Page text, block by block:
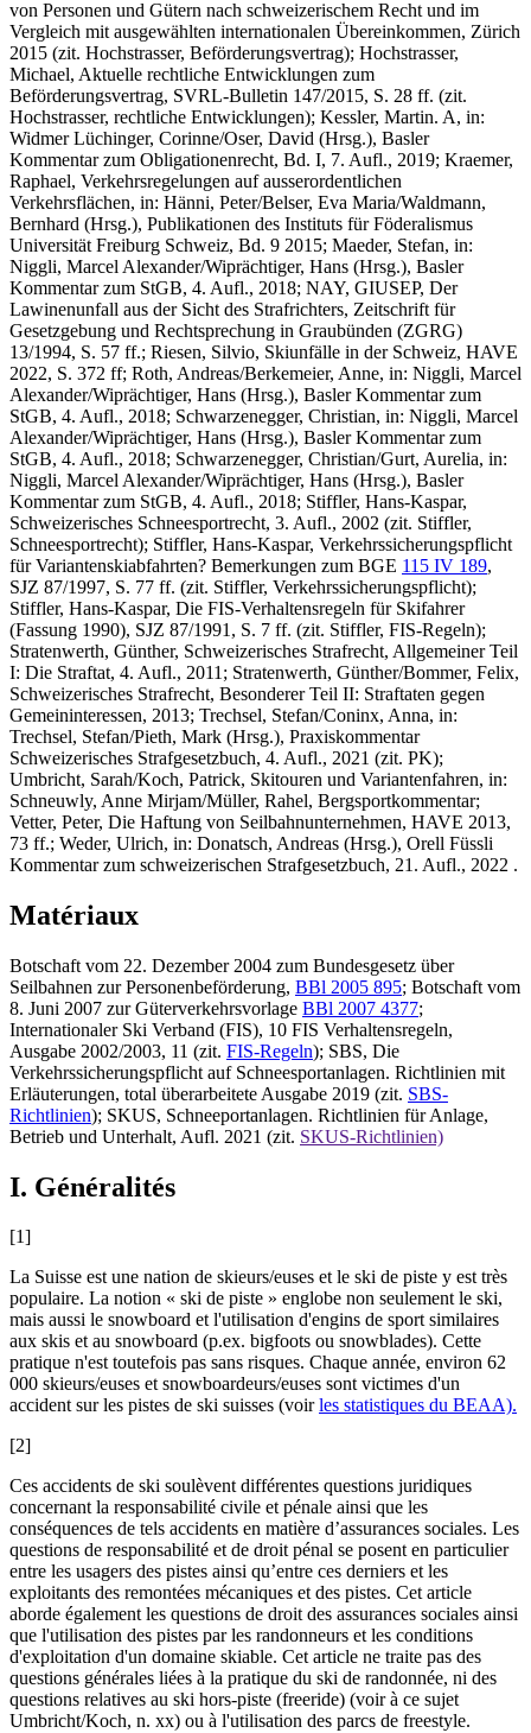
von Personen und Gütern nach schweizerischem Recht und im
Vergleich mit ausgewählten internationalen Übereinkommen, Zürich
2015 (zit. Hochstrasser, Beförderungsvertrag); Hochstrasser,
Michael, Aktuelle rechtliche Entwicklungen zum
Beförderungsvertrag, SVRL-Bulletin 147/2015, S. 28 ff. (zit.
Hochstrasser, rechtliche Entwicklungen); Kessler, Martin. A, in:
Widmer Lüchinger, Corinne/Oser, David (Hrsg.), Basler
Kommentar zum Obligationenrecht, Bd. I, 7. Aufl., 2019; Kraemer,
Raphael, Verkehrsregelungen auf ausserordentlichen
Verkehrsflächen, in: Hänni, Peter/Belser, Eva Maria/Waldmann,
Bernhard (Hrsg.), Publikationen des Instituts für Föderalismus
Universität Freiburg Schweiz, Bd. 9 2015; Maeder, Stefan, in:
Niggli, Marcel Alexander/Wiprächtiger, Hans (Hrsg.), Basler
Kommentar zum StGB, 4. Aufl., 2018; NAY, GIUSEP, Der
Lawinenunfall aus der Sicht des Strafrichters, Zeitschrift für
Gesetzgebung und Rechtsprechung in Graubünden (ZGRG)
13/1994, S. 57 ff.; Riesen, Silvio, Skiunfälle in der Schweiz, HAVE
2022, S. 372 ff; Roth, Andreas/Berkemeier, Anne, in: Niggli, Marcel
Alexander/Wiprächtiger, Hans (Hrsg.), Basler Kommentar zum
StGB, 4. Aufl., 2018; Schwarzenegger, Christian, in: Niggli, Marcel
Alexander/Wiprächtiger, Hans (Hrsg.), Basler Kommentar zum
StGB, 4. Aufl., 2018; Schwarzenegger, Christian/Gurt, Aurelia, in:
Niggli, Marcel Alexander/Wiprächtiger, Hans (Hrsg.), Basler
Kommentar zum StGB, 4. Aufl., 2018; Stiffler, Hans-Kaspar,
Schweizerisches Schneesportrecht, 3. Aufl., 2002 (zit. Stiffler,
Schneesportrecht); Stiffler, Hans-Kaspar, Verkehrssicherungspflicht
für Variantenskiabfahrten? Bemerkungen zum BGE 115 IV 189,
SJZ 87/1997, S. 77 ff. (zit. Stiffler, Verkehrssicherungspflicht);
Stiffler, Hans-Kaspar, Die FIS-Verhaltensregeln für Skifahrer
(Fassung 1990), SJZ 87/1991, S. 7 ff. (zit. Stiffler, FIS-Regeln);
Stratenwerth, Günther, Schweizerisches Strafrecht, Allgemeiner Teil
I: Die Straftat, 4. Aufl., 2011; Stratenwerth, Günther/Bommer, Felix,
Schweizerisches Strafrecht, Besonderer Teil II: Straftaten gegen
Gemeininteressen, 2013; Trechsel, Stefan/Coninx, Anna, in:
Trechsel, Stefan/Pieth, Mark (Hrsg.), Praxiskommentar
Schweizerisches Strafgesetzbuch, 4. Aufl., 2021 (zit. PK);
Umbricht, Sarah/Koch, Patrick, Skitouren und Variantenfahren, in:
Schneuwly, Anne Mirjam/Müller, Rahel, Bergsportkommentar;
Vetter, Peter, Die Haftung von Seilbahnunternehmen, HAVE 2013,
73 ff.; Weder, Ulrich, in: Donatsch, Andreas (Hrsg.), Orell Füssli
Kommentar zum schweizerischen Strafgesetzbuch, 21. Aufl., 2022 .
Matériaux
Botschaft vom 22. Dezember 2004 zum Bundesgesetz über
Seilbahnen zur Personenbeförderung, BBl 2005 895; Botschaft vom
8. Juni 2007 zur Güterverkehrsvorlage BBl 2007 4377;
Internationaler Ski Verband (FIS), 10 FIS Verhaltensregeln,
Ausgabe 2002/2003, 11 (zit. FIS-Regeln); SBS, Die
Verkehrssicherungspflicht auf Schneesportanlagen. Richtlinien mit
Erläuterungen, total überarbeitete Ausgabe 2019 (zit. SBS-
Richtlinien); SKUS, Schneeportanlagen. Richtlinien für Anlage,
Betrieb und Unterhalt, Aufl. 2021 (zit. SKUS-Richtlinien)
I. Généralités
[1]
La Suisse est une nation de skieurs/euses et le ski de piste y est très
populaire. La notion « ski de piste » englobe non seulement le ski,
mais aussi le snowboard et l'utilisation d'engins de sport similaires
aux skis et au snowboard (p.ex. bigfoots ou snowblades). Cette
pratique n'est toutefois pas sans risques. Chaque année, environ 62
000 skieurs/euses et snowboardeurs/euses sont victimes d'un
accident sur les pistes de ski suisses (voirles statistiques du BEAA).
[2]
Ces accidents de ski soulèvent différentes questions juridiques
concernant la responsabilité civile et pénale ainsi que les
conséquences de tels accidents en matière d’assurances sociales. Les
questions de responsabilité et de droit pénal se posent en particulier
entre les usagers des pistes ainsi qu’entre ces derniers et les
exploitants des remontées mécaniques et des pistes. Cet article
aborde également les questions de droit des assurances sociales ainsi
que l'utilisation des pistes par les randonneurs et les conditions
d'exploitation d'un domaine skiable. Cet article ne traite pas des
questions générales liées à la pratique du ski de randonnée, ni des
questions relatives au ski hors-piste (freeride) (voir à ce sujet
Umbricht/Koch, n. xx) ou à l'utilisation des parcs de freestyle.